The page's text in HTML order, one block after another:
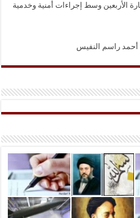
الأربعين وسط إجراءات أمنية وخدمية
راسم النفيس